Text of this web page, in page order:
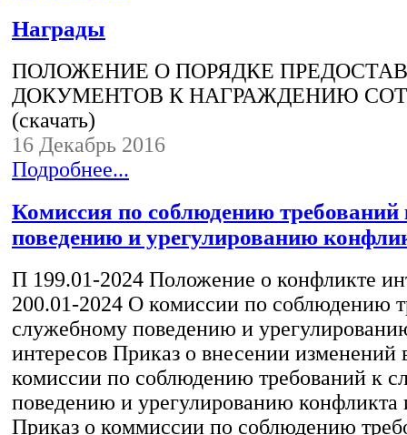
Награды
ПОЛОЖЕНИЕ О ПОРЯДКЕ
ДОКУМЕНТОВ К НАГРАЖДЕНИЮ
(скачать)
16 Декабрь 2016
Подробнее...
Комиссия по соблюдению требований
поведению и урегулированию
П 199.01-2024 Положение о конфликте
200.01-2024 О комиссии по соблюдению
служебному поведению и
интересов Приказ о внесении изменений
комиссии по соблюдению требований к
поведению и урегулированию конфликта
Приказ о коммиссии по соблюдению